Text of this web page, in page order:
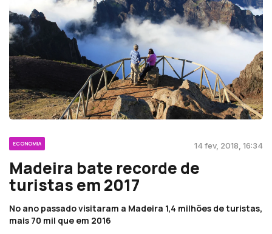
ECONOMIA 14 fev, 2018, 16:34
Madeira bate recorde de
turistas em 2017
No ano passado visitaram a Madeira 1,4 milhões de turistas,
mais 70 mil que em 2016